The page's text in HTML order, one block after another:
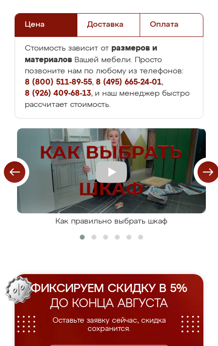
Цена Доставка Оплата
Стоимость зависит от размеров и
материалов Вашей мебели. Просто
позвоните нам по любому из телефонов:
8 (800) 511-89-55, 8 (495) 665-24-01,
8 (926) 409-68-13, и наш менеджер быстро
рассчитает стоимость.
Как правильно выбрать шкаф
ФИКСИРУЕМ СКИДКУ В 5%
ДО КОНЦА АВГУСТА
Оставьте заявку сейчас, скидка
сохранится.